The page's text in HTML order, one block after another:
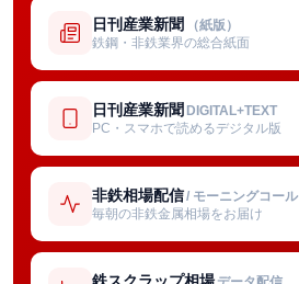
日刊産業新聞 （紙版）
鉄鋼・非鉄業界の総合紙面
日刊産業新聞 DIGITAL+TEXT
PC・スマホで読めるデジタル版
非鉄相場配信/ モーニングコール
毎朝の非鉄金属相場をお届け
鉄スクラップ相場 データ配信